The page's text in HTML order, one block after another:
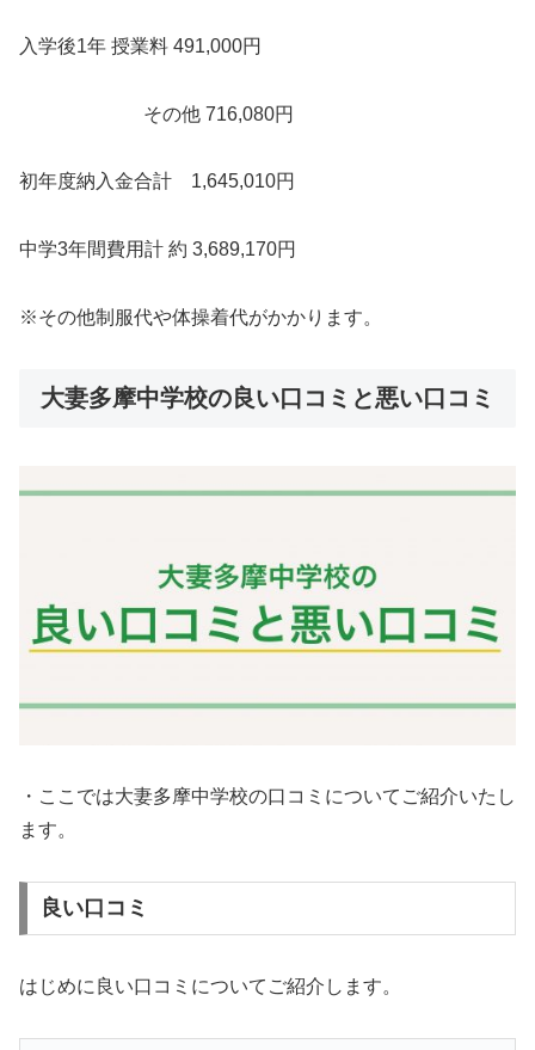
入学後1年 授業料 491,000円
その他 716,080円
初年度納入金合計 1,645,010円
中学3年間費用計 約 3,689,170円
※その他制服代や体操着代がかかります。
大妻多摩中学校の良い口コミと悪い口コミ
・ここでは大妻多摩中学校の口コミについてご紹介いたし
ます。
良い口コミ
はじめに良い口コミについてご紹介します。